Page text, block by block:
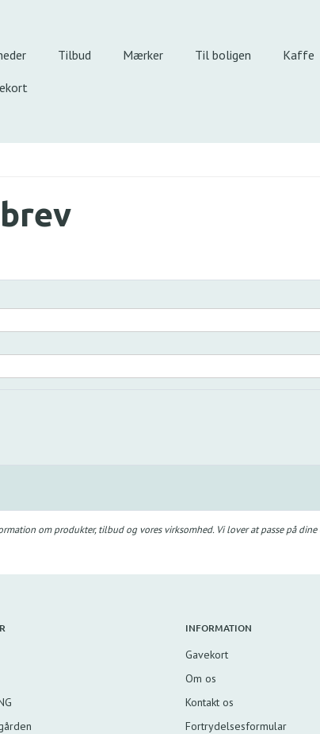
Tilbud Mærker Til boligen Kaffe
om produkter, tilbud og vores virksomhed. Vi lover at passe på
INFORMATION
Gavekort
Om os
Kontakt os
Fortrydelsesformular